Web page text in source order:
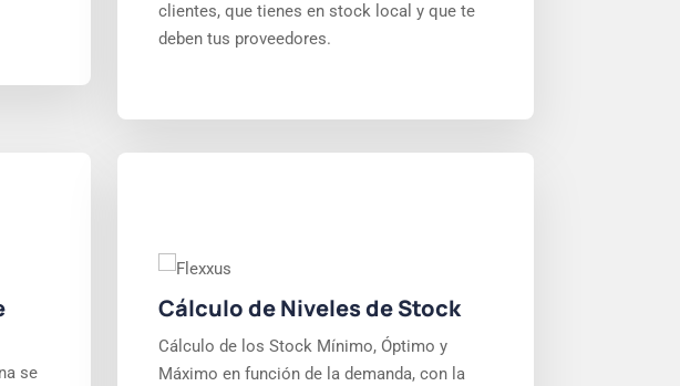
clientes, que tienes en stock local y que te
deben tus proveedores.
se
Cálculo de Niveles de Stock
Cálculo de los Stock Mínimo, Óptimo y
Máximo en función de la demanda, con la